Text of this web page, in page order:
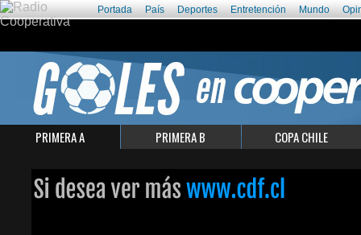
Portada País Deportes Entretención Mundo
PRIMERA A PRIMERA B COPA CHILE